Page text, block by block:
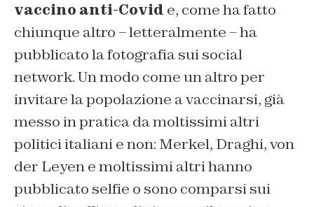
vaccino anti-Covid e, come ha fatto
chiunque altro – letteralmente – ha
pubblicato la fotografia sui social
network. Un modo come un altro per
invitare la popolazione a vaccinarsi, già
messo in pratica da moltissimi altri
politici italiani e non: Merkel, Draghi, von
der Leyen e moltissimi altri hanno
pubblicato selfie o sono comparsi sui